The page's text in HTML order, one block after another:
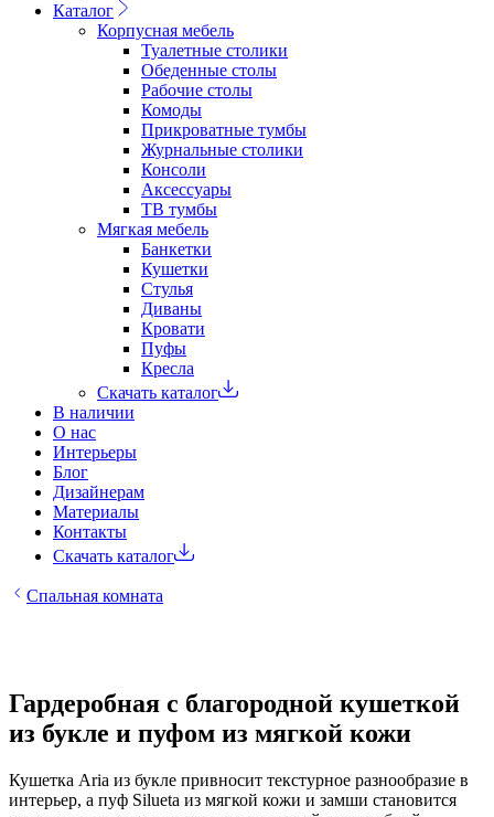
Каталог
Корпусная мебель
Туалетные столики
Обеденные cтолы
Рабочие столы
Комоды
Прикроватные тумбы
Журнальные столики
Консоли
Аксессуары
ТВ тумбы
Мягкая мебель
Банкетки
Кушетки
Стулья
Диваны
Кровати
Пуфы
Кресла
Скачать каталог
В наличии
О нас
Интерьеры
Блог
Дизайнерам
Материалы
Контакты
Скачать каталог
Спальная комната
Гардеробная с благородной кушеткой
из букле и пуфом из мягкой кожи
Кушетка Aria из букле привносит текстурное разнообразие в
интерьер, а пуф Silueta из мягкой кожи и замши становится